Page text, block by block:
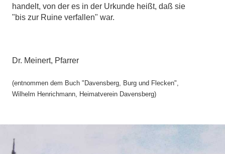
handelt, von der es in der Urkunde heißt, daß sie
"bis zur Ruine verfallen" war.
Dr. Meinert, Pfarrer
(entnommen dem Buch "Davensberg, Burg und Flecken",
Wilhelm Henrichmann, Heimatverein Davensberg)